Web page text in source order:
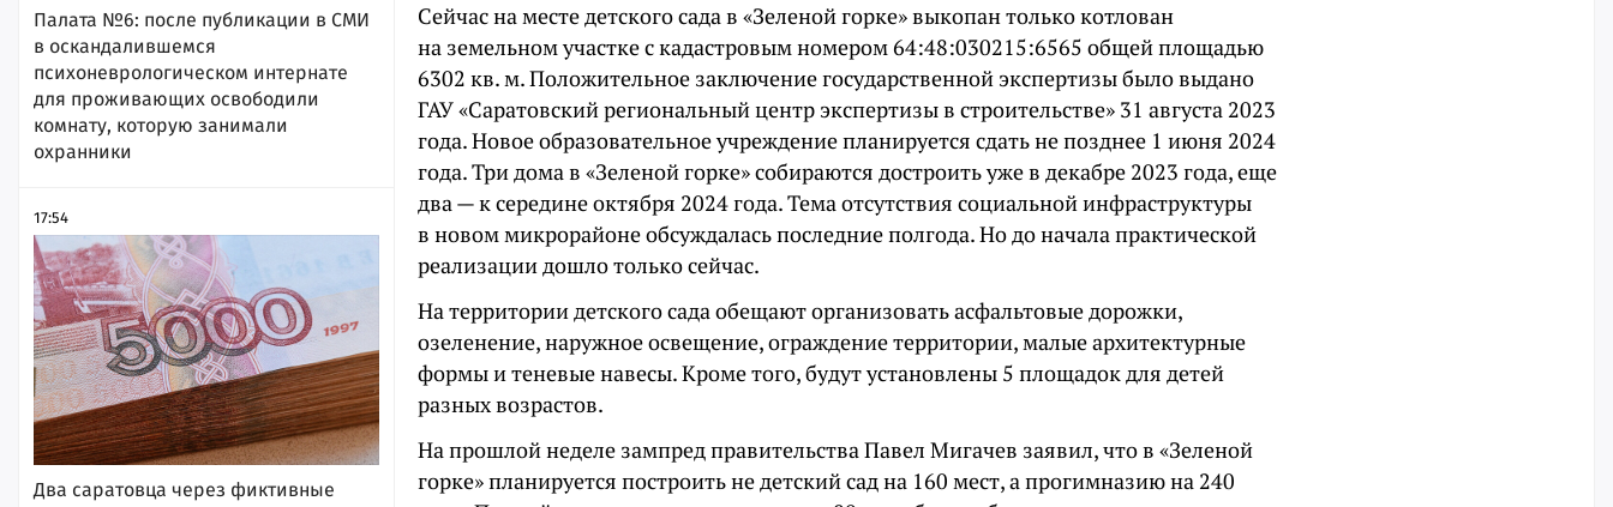
Палата №6: после публикации в СМИ
в оскандалившемся
психоневрологическом интернате
для проживающих освободили
комнату, которую занимали
охранники
17:54
Два саратовца через фиктивные
Сейчас на месте детского сада в «Зеленой горке» выкопан только котлован
на земельном участке с кадастровым номером 64:48:030215:6565 общей площадью
6302 кв. м. Положительное заключение государственной экспертизы было выдано
ГАУ «Саратовский региональный центр экспертизы в строительстве» 31 августа 2023
года. Новое образовательное учреждение планируется сдать не позднее 1 июня 2024
года. Три дома в «Зеленой горке» собираются достроить уже в декабре 2023 года, еще
два — к середине октября 2024 года. Тема отсутствия социальной инфраструктуры
в новом микрорайоне обсуждалась последние полгода. Но до начала практической
реализации дошло только сейчас.
На территории детского сада обещают организовать асфальтовые дорожки,
озеленение, наружное освещение, ограждение территории, малые архитектурные
формы и теневые навесы. Кроме того, будут установлены 5 площадок для детей
разных возрастов.
На прошлой неделе зампред правительства Павел Мигачев заявил, что в «Зеленой
горке» планируется построить не детский сад на 160 мест, а прогимназию на 240